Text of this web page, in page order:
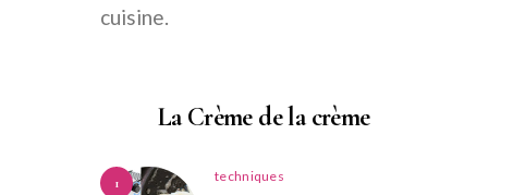
cuisine.
La Crème de la crème
1 techniques